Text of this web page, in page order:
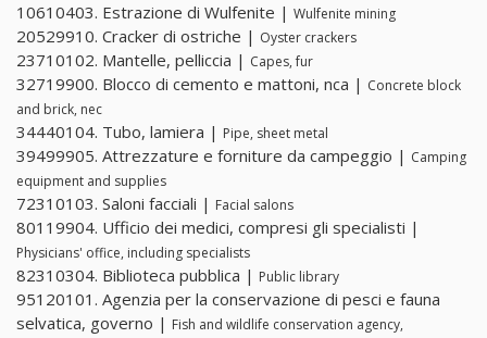
10610403. Estrazione di Wulfenite | Wulfenite mining
20529910. Cracker di ostriche | Oyster crackers
23710102. Mantelle, pelliccia | Capes, fur
32719900. Blocco di cemento e mattoni, nca | Concrete block
and brick, nec
34440104. Tubo, lamiera | Pipe, sheet metal
39499905. Attrezzature e forniture da campeggio | Camping
equipment and supplies
72310103. Saloni facciali | Facial salons
80119904. Ufficio dei medici, compresi gli specialisti |
Physicians' office, including specialists
82310304. Biblioteca pubblica | Public library
95120101. Agenzia per la conservazione di pesci e fauna
selvatica, governo | Fish and wildlife conservation agency,